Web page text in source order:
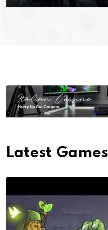
Latest Games